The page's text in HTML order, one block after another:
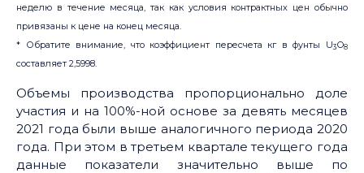
неделю в течение месяца, так как условия контрактных цен обычно
привязаны к цене на конец месяца.
* Обратите внимание, что коэффициент пересчета кг в фунты U3O8
составляет 2,5998.
Объемы производства пропорционально доле
участия и на 100%-ной основе за девять месяцев
2021 года были выше аналогичного периода 2020
года. При этом в третьем квартале текущего года
данные показатели значительно выше по